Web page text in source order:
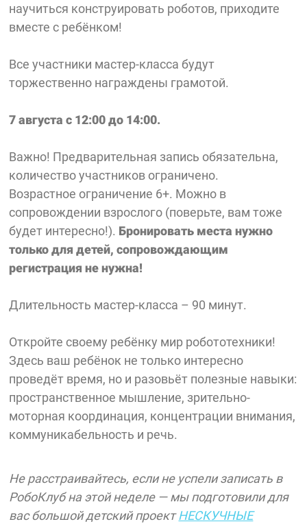
научиться конструировать роботов, приходите
вместе с ребёнком!
Все участники мастер-класса будут
торжественно награждены грамотой.
7 августа с 12:00 до 14:00.
Важно! Предварительная запись обязательна,
количество участников ограничено.
Возрастное ограничение 6+. Можно в
сопровождении взрослого (поверьте, вам тоже
будет интересно!). Бронировать места нужно
только для детей, сопровождающим
регистрация не нужна!
Длительность мастер-класса – 90 минут.
Откройте своему ребёнку мир робототехники!
Здесь ваш ребёнок не только интересно
проведёт время, но и разовьёт полезные навыки:
пространственное мышление, зрительно-
моторная координация, концентрации внимания,
коммуникабельность и речь.
Не расстраивайтесь, если не успели записать в
РобоКлуб на этой неделе — мы подготовили для
вас большой детский проектНЕСКУЧНЫЕ